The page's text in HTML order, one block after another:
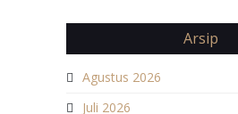
Arsip
Agustus 2026
Juli 2026